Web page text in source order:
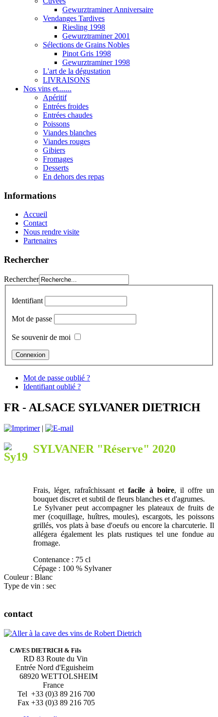
Gewurztraminer Anniversaire
Vendanges Tardives
Riesling 1998
Gewurztraminer 2001
Sélections de Grains Nobles
Pinot Gris 1998
Gewurztraminer 1998
L'art de la dégustation
LIVRAISONS
Nos vins et.......
Apéritif
Entrées froides
Entrées chaudes
Poissons
Viandes blanches
Viandes rouges
Gibiers
Fromages
Desserts
En dehors des repas
Informations
Accueil
Contact
Nous rendre visite
Partenaires
Rechercher
Rechercher
Identifiant
Mot de passe
Se souvenir de moi
Mot de passe oublié ?
Identifiant oublié ?
FR - ALSACE SYLVANER DIETRICH
|
SYLVANER "Réserve" 2020
Frais, léger, rafraîchissant et facile à boire, il offre un
bouquet discret et subtil de fleurs blanches et d'agrumes.
Le Sylvaner peut accompagner les plateaux de fruits de
mer (coquillage, huîtres, moules), escargots, les poissons
grillés, vos plats à base d'oeufs ou encore la charcuterie. Il
allégera également les plats rustiques tel une fondue au
fromage.
Contenance : 75 cl
Cépage : 100 % Sylvaner
Couleur : Blanc
Type de vin : sec
contact
CAVES DIETRICH & Fils
RD 83 Route du Vin
Entrée Nord d'Eguisheim
68920 WETTOLSHEIM
France
Tel +33 (0)3 89 216 700
Fax +33 (0)3 89 216 705